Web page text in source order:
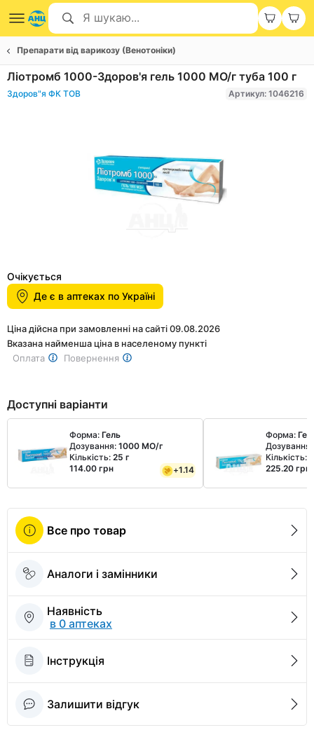
Препарати від варикозу (Венотоніки)
Ліотромб 1000-Здоров'я гель 1000 МО/г туба 100 г
Здоров"я ФК ТОВ Артикул: 1046216
1
of
1
Очікується
Де є в аптеках по Україні
Ціна дійсна при замовленні на сайті 09.08.2026
Вказана найменша ціна в населеному пункті
Оплата
Повернення
Доступні варіанти
Форма: Гель
Дозування: 1000 МО/г
Кількість: 25 г
114.00 грн
+1.14
Форма:
Дозування:
Кількість:
225.20 грн
Все про товар
Аналоги і замінники
Наявність
в 0 аптеках
Інструкція
Залишити відгук